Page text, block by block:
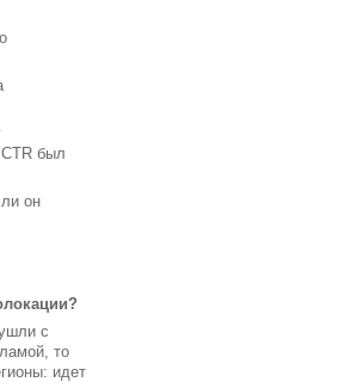
был
он
с
то
идет